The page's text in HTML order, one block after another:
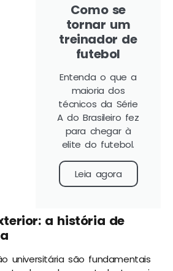
Como se
tornar um
treinador de
futebol
Entenda o que a
maioria dos
técnicos da Série
A do Brasileiro fez
para chegar à
elite do futebol.
Leia agora
a história de
universitária são fundamentais